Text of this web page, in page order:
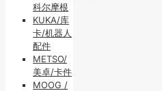
科尔摩根
KUKA/库
卡/机器人
配件
METSO/
美卓/卡件
MOOG /